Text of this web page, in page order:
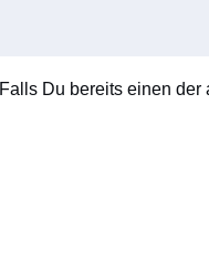
Falls Du bereits einen der